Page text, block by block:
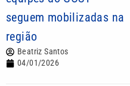
seguem mobilizadas na
região
Beatriz Santos
04/01/2026